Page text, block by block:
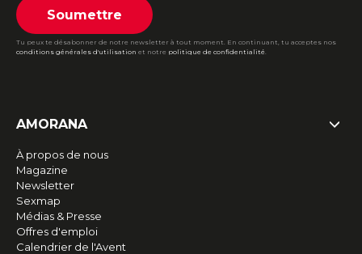
Soumettre
Tu peux te désabonner de notre newsletter à tout moment. En continuant, tu acceptes nos
conditions générales d'utilisation et notre politique de confidentialité.
AMORANA
À propos de nous
Magazine
Newsletter
Sexmap
Médias & Presse
Offres d'emploi
Calendrier de l'Avent